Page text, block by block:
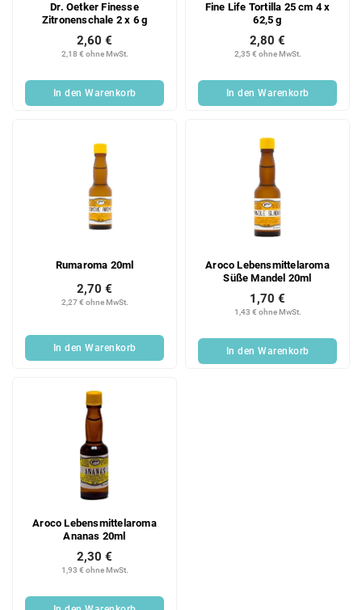
Dr. Oetker Finesse
Zitronenschale 2 x 6 g
2,18 € ohne MwSt.
2,60 €
In den Warenkorb
Fine Life Tortilla 25 cm 4 x
62,5 g
2,35 € ohne MwSt.
2,80 €
In den Warenkorb
Rumaroma 20ml
2,27 € ohne MwSt.
2,70 €
In den Warenkorb
Aroco Lebensmittelaroma
Süße Mandel 20ml
1,43 € ohne MwSt.
1,70 €
In den Warenkorb
Aroco Lebensmittelaroma
Ananas 20ml
1,93 € ohne MwSt.
2,30 €